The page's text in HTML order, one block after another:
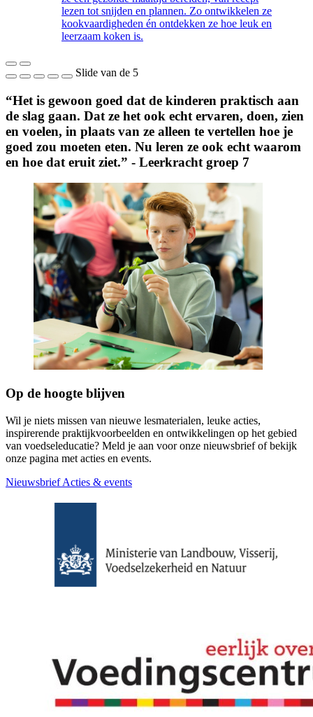
lezen tot snijden en plannen. Zo ontwikkelen ze
kookvaardigheden én ontdekken ze hoe leuk en
leerzaam koken is.
Slide van de 5
“Het is gewoon goed dat de kinderen praktisch aan
de slag gaan. Dat ze het ook echt ervaren, doen, zien
en voelen, in plaats van ze alleen te vertellen hoe je
goed zou moeten eten. Nu leren ze ook echt waarom
en hoe dat eruit ziet.” - Leerkracht groep 7
Op de hoogte blijven
Wil je niets missen van nieuwe lesmaterialen, leuke acties,
inspirerende praktijkvoorbeelden en ontwikkelingen op het gebied
van voedseleducatie? Meld je aan voor onze nieuwsbrief of bekijk
onze pagina met acties en events.
NieuwsbriefActies & events